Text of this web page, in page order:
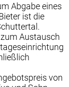
Abgabe eines
ist die
Austausch
von